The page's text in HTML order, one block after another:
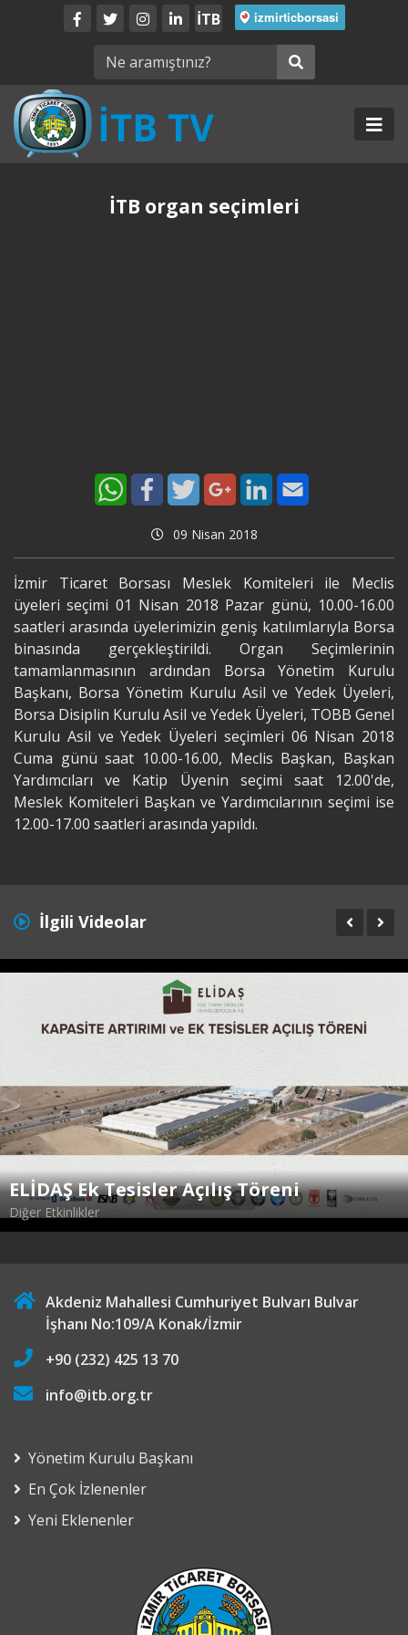
İTB
İTB organ seçimleri
09 Nisan 2018
İzmir Ticaret Borsası Meslek Komiteleri ile Meclis
üyeleri seçimi 01 Nisan 2018 Pazar günü, 10.00-16.00
saatleri arasında üyelerimizin geniş katılımlarıyla Borsa
binasında gerçekleştirildi. Organ Seçimlerinin
tamamlanmasının ardından Borsa Yönetim Kurulu
Başkanı, Borsa Yönetim Kurulu Asil ve Yedek Üyeleri,
Borsa Disiplin Kurulu Asil ve Yedek Üyeleri, TOBB Genel
Kurulu Asil ve Yedek Üyeleri seçimleri 06 Nisan 2018
Cuma günü saat 10.00-16.00, Meclis Başkan, Başkan
Yardımcıları ve Katip Üyenin seçimi saat 12.00'de,
Meslek Komiteleri Başkan ve Yardımcılarının seçimi ise
12.00-17.00 saatleri arasında yapıldı.
İlgili Videolar
ELİDAŞ Ek Tesisler Açılış Töreni
Diğer Etkinlikler
Akdeniz Mahallesi Cumhuriyet Bulvarı Bulvar
İşhanı No:109/A Konak/İzmir
+90 (232) 425 13 70
info@itb.org.tr
Yönetim Kurulu Başkanı
En Çok İzlenenler
Yeni Eklenenler